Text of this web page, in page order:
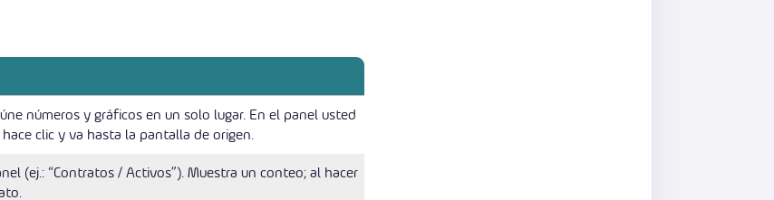
números y gráficos en un solo lugar. En el panel usted
clic y va hasta la pantalla de origen.
(ej.: “Contratos / Activos”). Muestra un conteo; al hacer